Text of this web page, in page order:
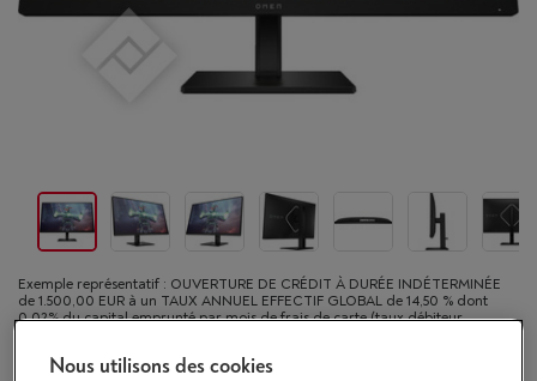
Exemple représentatif : OUVERTURE DE CRÉDIT À DURÉE INDÉTERMINÉE
de 1.500,00 EUR à un TAUX ANNUEL EFFECTIF GLOBAL de 14,50 % dont
0,02% du capital emprunté par mois de frais de carte (taux débiteur
Nous utilisons des cookies